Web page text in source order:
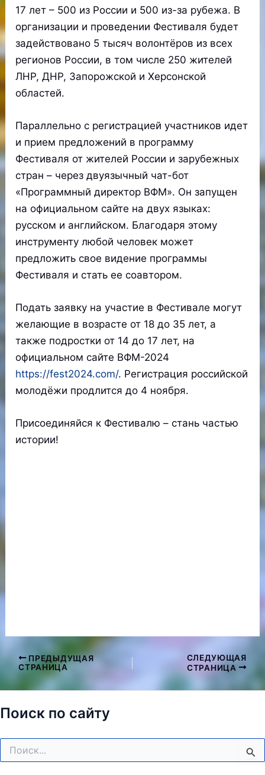
17 лет – 500 из России и 500 из-за рубежа. В
организации и проведении Фестиваля будет
задействовано 5 тысяч волонтёров из всех
регионов России, в том числе 250 жителей
ЛНР, ДНР, Запорожской и Херсонской
областей.
Параллельно с регистрацией участников идет
и прием предложений в программу
Фестиваля от жителей России и зарубежных
стран – через двуязычный чат-бот
«Программный директор ВФМ». Он запущен
на официальном сайте на двух языках:
русском и английском. Благодаря этому
инструменту любой человек может
предложить свое видение программы
Фестиваля и стать ее соавтором.
Подать заявку на участие в Фестивале могут
желающие в возрасте от 18 до 35 лет, а
также подростки от 14 до 17 лет, на
официальном сайте ВФМ-2024
https://fest2024.com/. Регистрация российской
молодёжи продлится до 4 ноября.
Присоединяйся к Фестивалю – стань частью
истории!
Навигация
по
записям
ПРЕДЫДУЩАЯ
СТРАНИЦА
СЛЕДУЮЩАЯ
СТРАНИЦА
Поиск по сайту